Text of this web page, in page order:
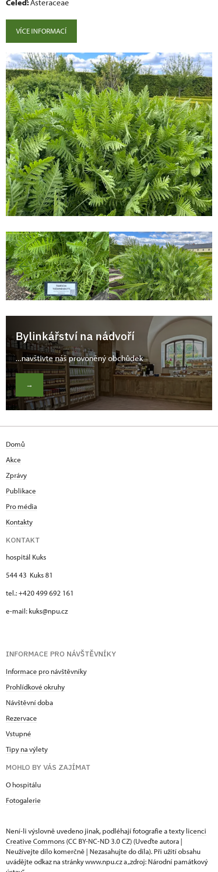
Čeleď:Asteraceae
VÍCE INFORMACÍ
Bylinkářství na nádvoří
...navštivte náš provoněný obchůdek
→
Domů
Akce
Zprávy
Publikace
Pro média
Kontakty
KONTAKT
hospitál Kuks
544 43 Kuks 81
tel.: +420 499 692 161
e-mail: kuks@npu.cz
INFORMACE PRO NÁVŠTĚVNÍKY
Informace pro návštěvníky
Prohlídkové okruhy
Návštěvní doba
Rezervace
Vstupné
Tipy na výlety
MOHLO BY VÁS ZAJÍMAT
O hospitálu
Fotogalerie
Není-li výslovně uvedeno jinak, podléhají fotografie a texty licenci
Creative Commons (CC BY-NC-ND 3.0 CZ) (Uveďte autora |
Neužívejte dílo komerčně | Nezasahujte do díla). Při užití obsahu
uvádějte odkaz na stránky www.npu.cz a „zdroj: Národní památkový